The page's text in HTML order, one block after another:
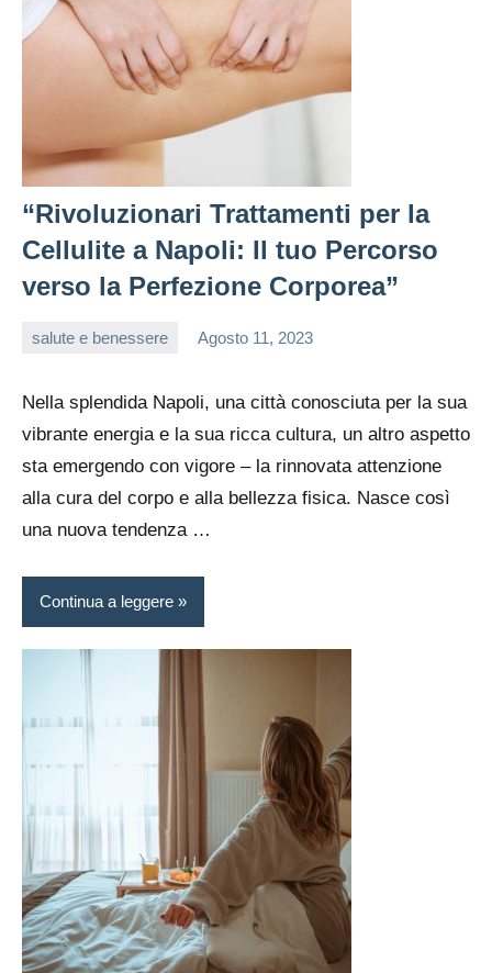
“Rivoluzionari Trattamenti per la
Cellulite a Napoli: Il tuo Percorso
verso la Perfezione Corporea”
salute e benessere Agosto 11, 2023
Nella splendida Napoli, una città conosciuta per la sua
vibrante energia e la sua ricca cultura, un altro aspetto
sta emergendo con vigore – la rinnovata attenzione
alla cura del corpo e alla bellezza fisica. Nasce così
una nuova tendenza …
Continua a leggere